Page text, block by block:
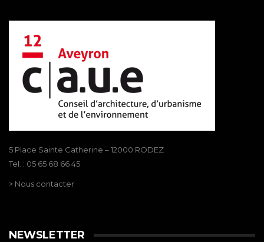
5 Place Sainte Catherine – 12000 RODEZ
Tel. : 05 65 68 66 45
> Nous contacter
NEWSLETTER